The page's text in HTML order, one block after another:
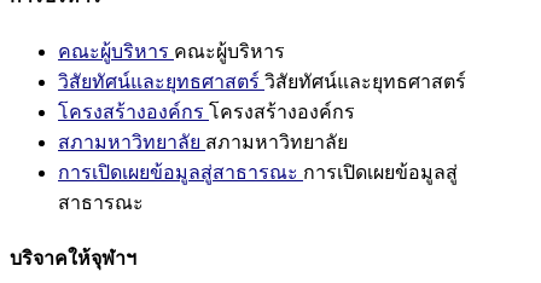
คณะผู้บริหาร คณะผู้บริหาร
วิสัยทัศน์และยุทธศาสตร์ วิสัยทัศน์และยุทธศาสตร์
โครงสร้างองค์กร โครงสร้างองค์กร
สภามหาวิทยาลัย สภามหาวิทยาลัย
การเปิดเผยข้อมูลสู่สาธารณะ การเปิดเผยข้อมูลสู่
สาธารณะ
บริจาคให้จุฬาฯ